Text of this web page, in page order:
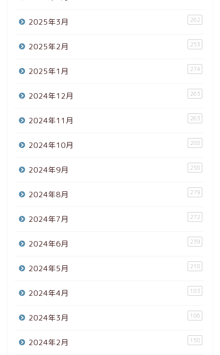
2025年3月 262
2025年2月 253
2025年1月 274
2024年12月 263
2024年11月 263
2024年10月 288
2024年9月 258
2024年8月 279
2024年7月 272
2024年6月 239
2024年5月 218
2024年4月 183
2024年3月 186
2024年2月 158